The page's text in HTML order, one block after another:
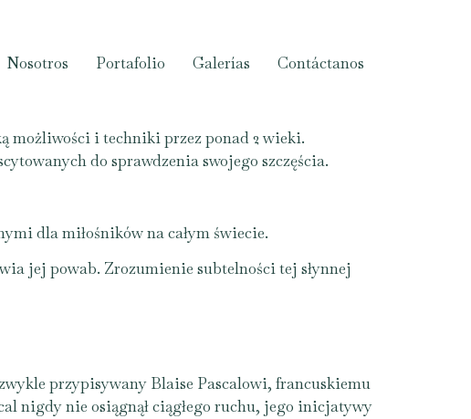
Nosotros Portafolio Galerías Contáctanos
możliwości i techniki przez ponad 2 wieki.
do sprawdzenia swojego szczęścia.
dla miłośników na całym świecie.
jej powab. Zrozumienie subtelności tej słynnej
przypisywany Blaise Pascalowi, francuskiemu
nigdy nie osiągnął ciągłego ruchu, jego inicjatywy